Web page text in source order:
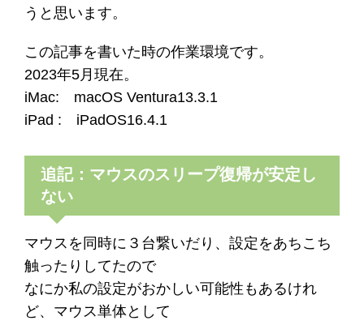
うと思います。
この記事を書いた時の作業環境です。
2023年5月現在。
iMac: macOS Ventura13.3.1
iPad : iPadOS16.4.1
追記：マウスのスリープ復帰が安定し
ない
マウスを同時に３台繋いだり、設定をあちこち
触ったりしてたので
なにか私の設定がおかしい可能性もあるけれ
ど、マウス単体として